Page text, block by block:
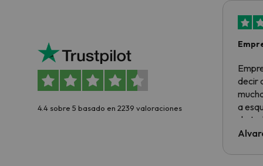
4.4 sobre 5 basado en 2239 valoraciones
decir
a
de
al
culpa